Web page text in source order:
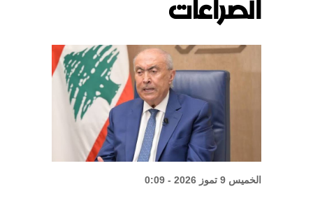
تعرضت لضربات أميركية
“حماس”: متمسكون بما تم الاتفاق
عليه مع الوسطاء
الصراعات
الخميس 9 تموز 2026 - 0:09